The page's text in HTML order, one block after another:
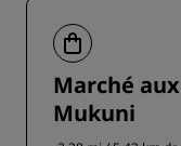
Marché
Mukuni